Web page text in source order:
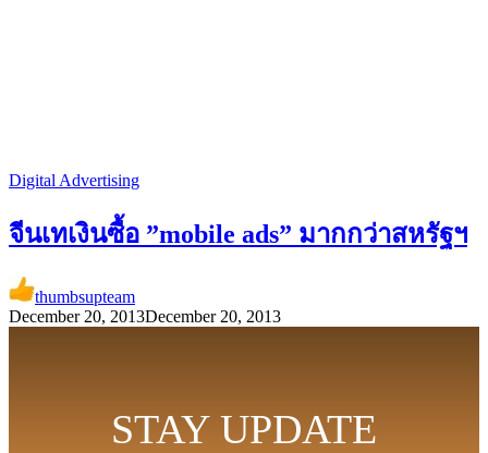
Digital Advertising
จีนเทเงินซื้อ ”mobile ads” มากกว่าสหรัฐฯ
thumbsupteam
December 20, 2013December 20, 2013
STAY UPDATE